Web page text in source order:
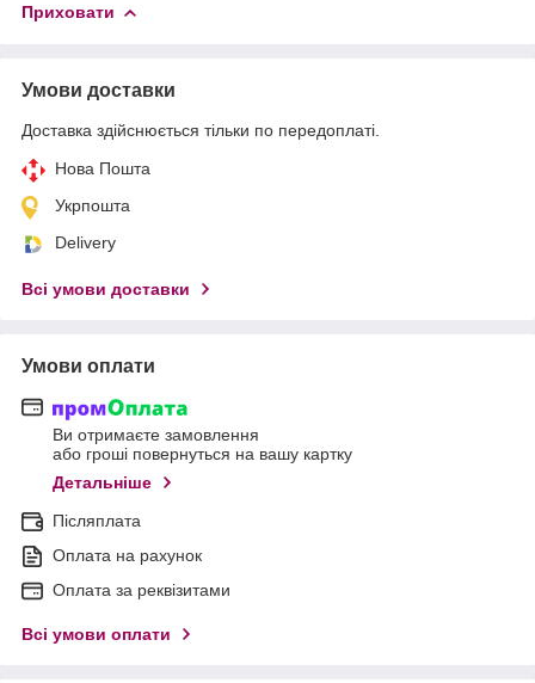
Приховати
Умови доставки
Доставка здійснюється тільки по передоплаті.
Нова Пошта
Укрпошта
Delivery
Всі умови доставки
Умови оплати
Ви отримаєте замовлення
або гроші повернуться на вашу картку
Детальніше
Післяплата
Оплата на рахунок
Оплата за реквізитами
Всі умови оплати